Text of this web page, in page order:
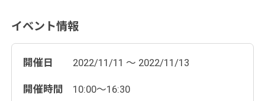
イベント情報
開催日 2022/11/11 ～ 2022/11/13
開催時間 10:00～16:30